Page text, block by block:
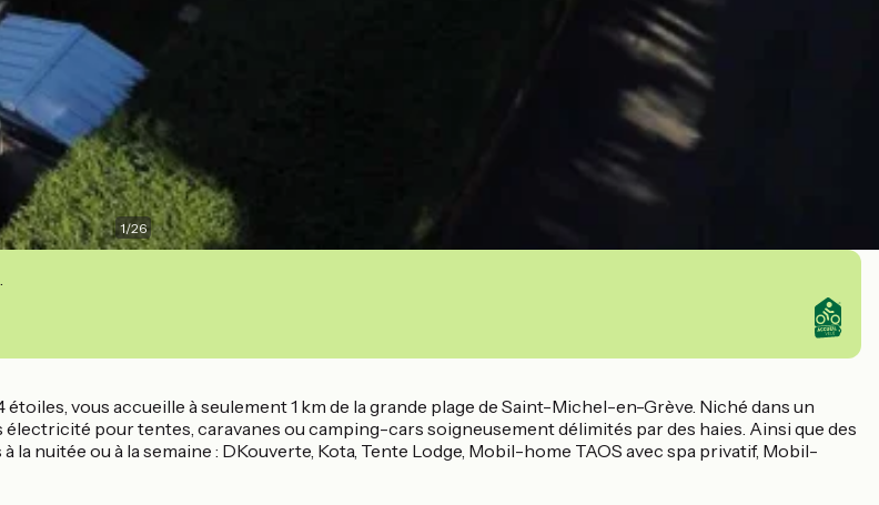
1/26
vous accueille à seulement 1 km de la grande plage de Saint-Michel-en-Grève. Niché dans un
pour tentes, caravanes ou camping-cars soigneusement délimités par des haies. Ainsi que des
nuitée ou à la semaine : DKouverte, Kota, Tente Lodge, Mobil-home TAOS avec spa privatif, Mobil-